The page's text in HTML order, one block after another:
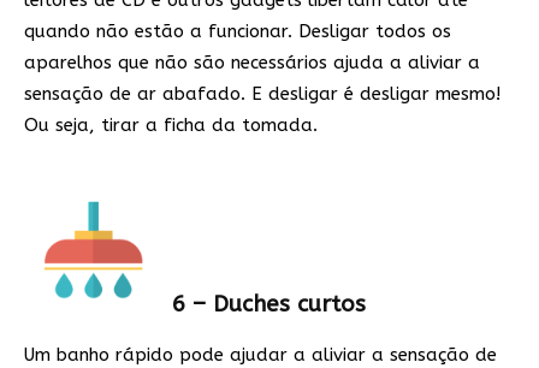
quando não estão a funcionar. Desligar todos os
aparelhos que não são necessários ajuda a aliviar a
sensação de ar abafado. E desligar é desligar mesmo!
Ou seja, tirar a ficha da tomada.
6 – Duches curtos
Um banho rápido pode ajudar a aliviar a sensação de